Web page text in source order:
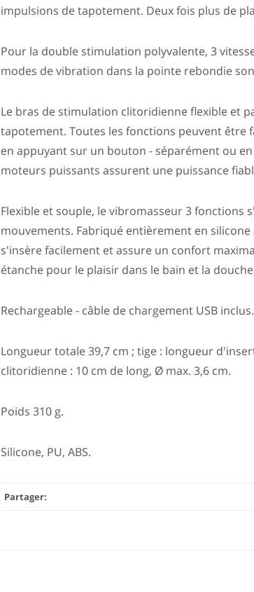
impulsions de tapotement. Deux fois plus de
Pour la double stimulation polyvalente, 3
modes de vibration dans la pointe rebondie
Le bras de stimulation clitoridienne flexible et
tapotement. Toutes les fonctions peuvent
en appuyant sur un bouton - séparément ou
moteurs puissants assurent une puissance
Flexible et souple, le vibromasseur 3 fonctions
mouvements. Fabriqué entièrement en
s'insère facilement et assure un confort
étanche pour le plaisir dans le bain et la
Rechargeable - câble de chargement USB inclus.
Longueur totale 39,7 cm ; tige : longueur
clitoridienne : 10 cm de long, Ø max. 3,6 cm.
Poids 310 g.
Silicone, PU, ABS.
Partager: